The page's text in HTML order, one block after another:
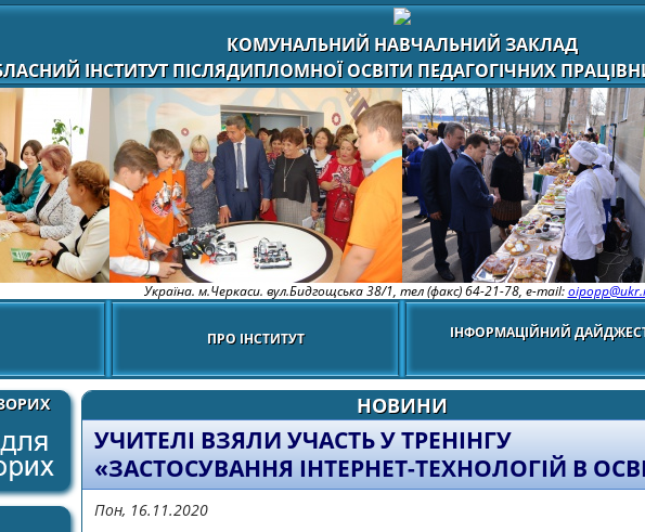
КОМУНАЛЬНИЙ НАВЧАЛЬНИЙ ЗАКЛАД
ІНСТИТУТ ПІСЛЯДИПЛОМНОЇ ОСВІТИ ПЕДАГОГІЧНИХ
Україна. м.Черкаси. вул.Бидгощська 38/1, тел (факс) 64-21-78, e-mail:
ПРО ІНСТИТУТ ІНФОРМАЦІЙНИЙ
НОВИНИ
УЧИТЕЛІ ВЗЯЛИ УЧАСТЬ У ТРЕНІНГУ
«ЗАСТОСУВАННЯ ІНТЕРНЕТ-ТЕХНОЛОГІЙ В
Пон, 16.11.2020